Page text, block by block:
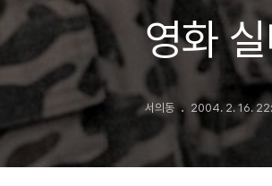
영화
서의동 2004. 2. 16.